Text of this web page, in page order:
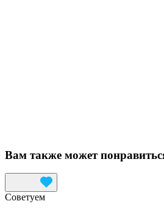
Вам также может
Советуем